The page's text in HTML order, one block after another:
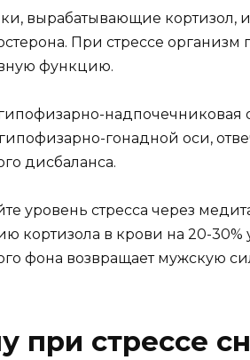
вырабатывающие кортизол,
При стрессе
функцию.
надпочечниковая
гонадной оси,
дисбаланса.
уровень стресса через
кортизола в крови на 20-
фона возвращает мужскую
при стрессе